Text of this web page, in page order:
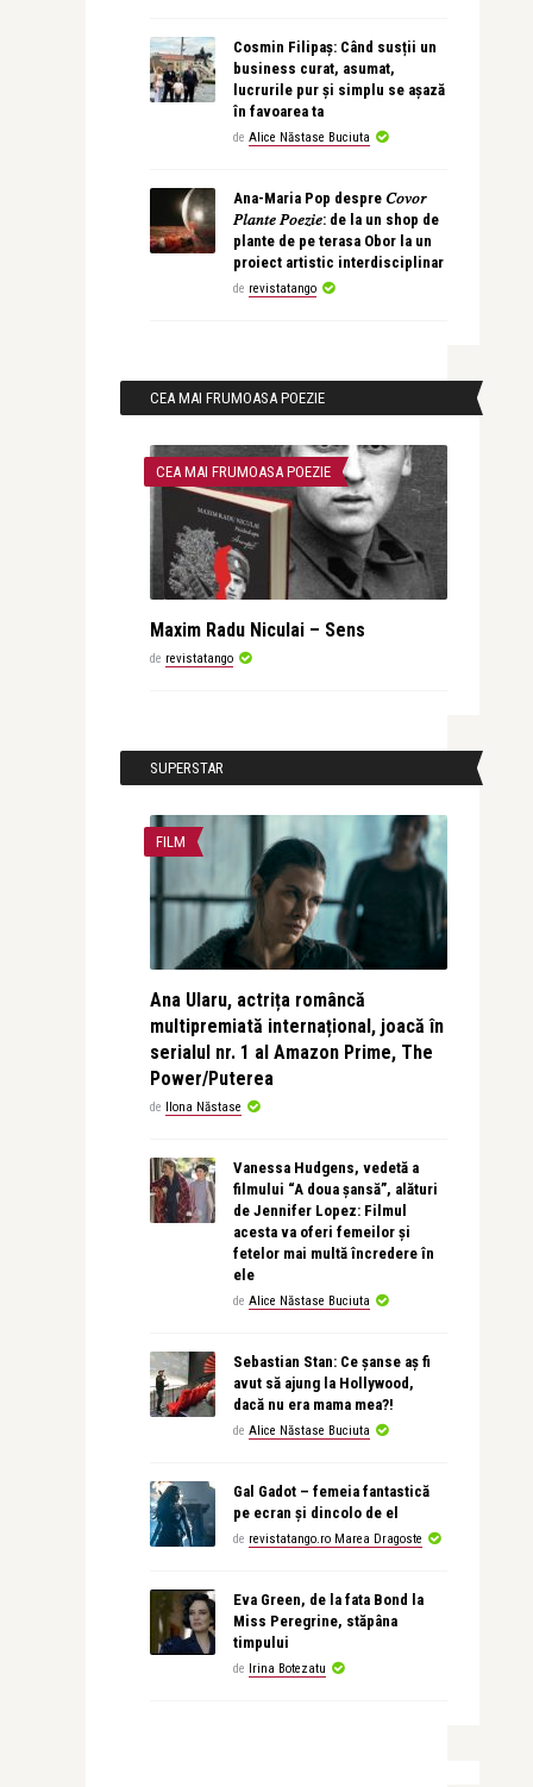
Cosmin Filipaș: Când susții un
business curat, asumat,
lucrurile pur și simplu se așază
în favoarea ta
de Alice Năstase Buciuta
Ana-Maria Pop despre 𝐶𝑜𝑣𝑜𝑟
𝑃𝑙𝑎𝑛𝑡𝑒 𝑃𝑜𝑒𝑧𝑖𝑒: de la un shop de
plante de pe terasa Obor la un
proiect artistic interdisciplinar
de revistatango
CEA MAI FRUMOASA POEZIE
CEA MAI FRUMOASA POEZIE
Maxim Radu Niculai – Sens
de revistatango
SUPERSTAR
FILM
Ana Ularu, actrița româncă
multipremiată internațional, joacă în
serialul nr. 1 al Amazon Prime, The
Power/Puterea
de Ilona Năstase
Vanessa Hudgens, vedetă a
filmului “A doua șansă”, alături
de Jennifer Lopez: Filmul
acesta va oferi femeilor și
fetelor mai multă încredere în
ele
de Alice Năstase Buciuta
Sebastian Stan: Ce șanse aș fi
avut să ajung la Hollywood,
dacă nu era mama mea?!
de Alice Năstase Buciuta
Gal Gadot – femeia fantastică
pe ecran și dincolo de el
de revistatango.ro Marea Dragoste
Eva Green, de la fata Bond la
Miss Peregrine, stăpâna
timpului
de Irina Botezatu